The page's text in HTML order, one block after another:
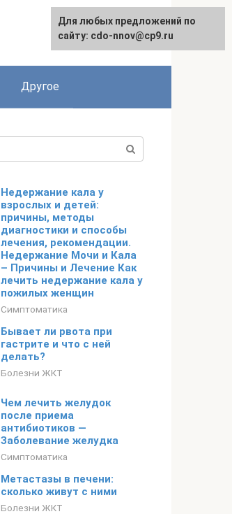
Другое
Недержание кала у
взрослых и детей:
причины, методы
диагностики и способы
лечения, рекомендации.
Недержание Мочи и Кала
– Причины и Лечение Как
лечить недержание кала у
пожилых женщин
Симптоматика
Бывает ли рвота при
гастрите и что с ней
делать?
Болезни ЖКТ
Чем лечить желудок
после приема
антибиотиков —
Заболевание желудка
Симптоматика
Метастазы в печени:
сколько живут с ними
Болезни ЖКТ
Для любых предложений по
сайту: cdo-nnov@cp9.ru